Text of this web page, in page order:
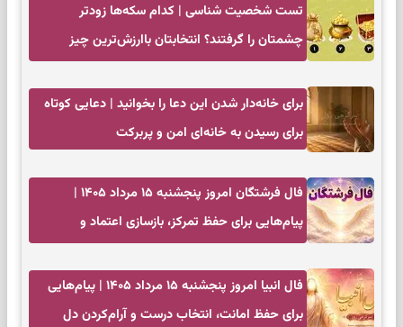
تست شخصیت شناسی | کدام سکه‌ها زودتر
چشمتان را گرفتند؟ انتخابتان باارزش‌ترین چیز
برای خانه‌دار شدن این دعا را بخوانید | دعایی کوتاه
برای رسیدن به خانه‌ای امن و پربرکت
فال فرشتگان امروز پنجشنبه ۱۵ مرداد ۱۴۰۵ |
پیام‌هایی برای حفظ تمرکز، بازسازی اعتماد و
فال انبیا امروز پنجشنبه ۱۵ مرداد ۱۴۰۵ | پیام‌هایی
برای حفظ امانت، انتخاب درست و آرام‌کردن دل